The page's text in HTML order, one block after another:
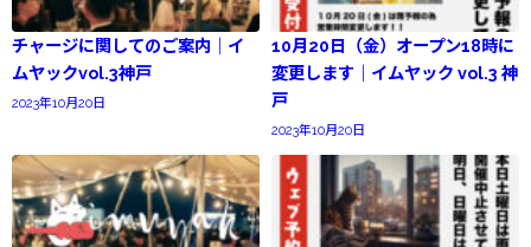
チャージに関してのご案内｜イ
ムヤックvol.3神戸
2023年10月20日
10月20日（金）オープン18時に
変更します｜イムヤック vol.3 神
戸
2023年10月20日